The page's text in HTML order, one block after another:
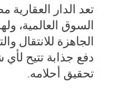
تعد الدار
السوق العالمية،
الجاهزة للانتقال
دفع جذابة تتيح
تحقيق أحلامه.